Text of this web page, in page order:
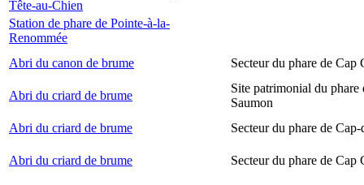
Tête-au-Chien
Station de phare de Pointe-à-la-
Renommée
Abri du canon de brume
Secteur du phare de Cap
Abri du criard de brume
Site patrimonial du phare
Saumon
Abri du criard de brume
Secteur du phare de Cap-
Abri du criard de brume Secteur du phare de Cap